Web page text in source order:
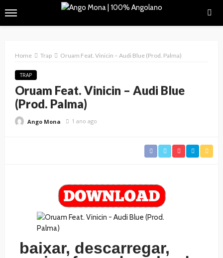
Home Trap Oruam Feat. Vinicin – Audi Blue (Prod. Palma)
TRAP
Oruam Feat. Vinicin – Audi Blue
(Prod. Palma)
Ango Mona 1 ano ago
baixar, descarregar,